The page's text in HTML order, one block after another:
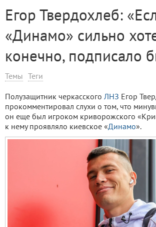
Егор Твердохлеб:
«Динамо» сильно
конечно, подписало
Темы Теги
Полузащитник черкасского ЛНЗ Егор
прокомментировал слухи о том, что
он еще был игроком криворожского
к нему проявляло киевское «Динамо».